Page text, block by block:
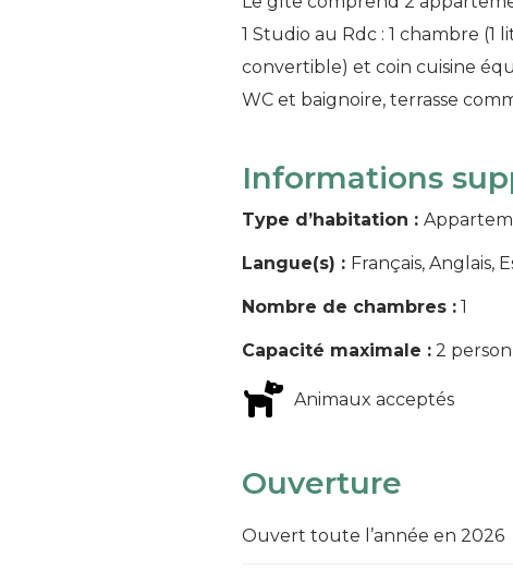
1 Studio au Rdc : 1 chambre (1
convertible) et coin cuisine
WC et baignoire, terrasse
Informations
Type d’habitation :
Langue(s) : Français, Anglais,
Nombre de chambres : 1
Capacité maximale : 2
Animaux acceptés
Ouverture
Ouvert toute l’année en 2026